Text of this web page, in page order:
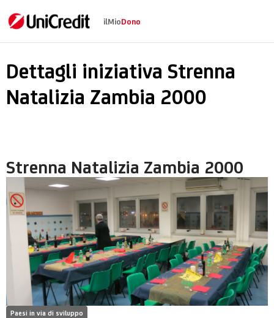
Strenna Natalizia
ilMioDono
Dettagli iniziativa Strenna
Natalizia Zambia 2000
Strenna Natalizia Zambia 2000
Paesi in via di sviluppo